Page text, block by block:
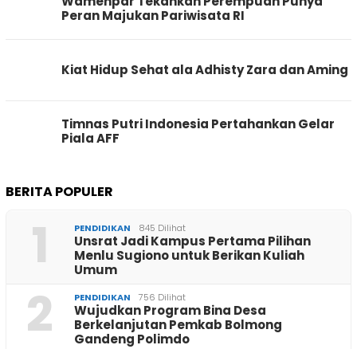
Peran Majukan Pariwisata RI
Kiat Hidup Sehat ala Adhisty Zara dan Aming
Timnas Putri Indonesia Pertahankan Gelar
Piala AFF
BERITA POPULER
1 PENDIDIKAN 845 Dilihat
Unsrat Jadi Kampus Pertama Pilihan
Menlu Sugiono untuk Berikan Kuliah
Umum
2 PENDIDIKAN 756 Dilihat
Wujudkan Program Bina Desa
Berkelanjutan Pemkab Bolmong
Gandeng Polimdo